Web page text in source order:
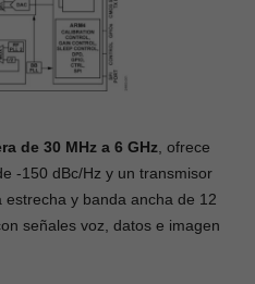
de 30 MHz a 6 GHz , ofrece
-150 dBc/Hz y un transmisor
y banda ancha de 12
señales voz, datos e imagen